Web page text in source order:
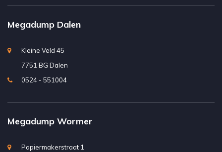
Megadump Dalen
Kleine Veld 45
7751 BG Dalen
0524 - 551004
Megadump Wormer
Papiermakerstraat 1